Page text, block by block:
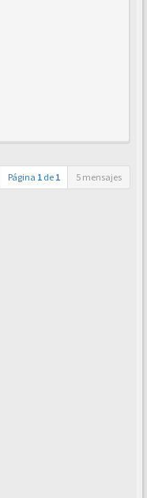
Página 1 de 1 5 mensajes